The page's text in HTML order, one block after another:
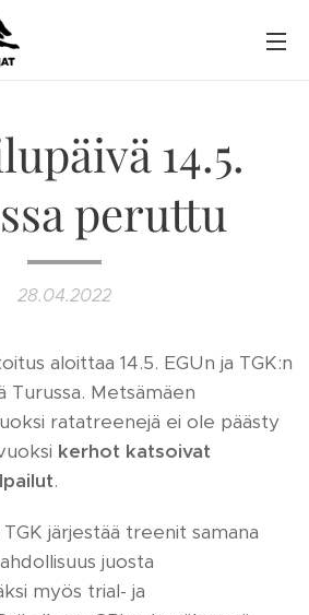
14.5.
peruttu
28.04.2022
aloittaa 14.5. EGUn ja TGK:n
Turussa. Metsämäen
ratatreenejä ei ole päästy
kerhot katsoivat
.
TGK järjestää treenit samana
juosta
myös trial- ja